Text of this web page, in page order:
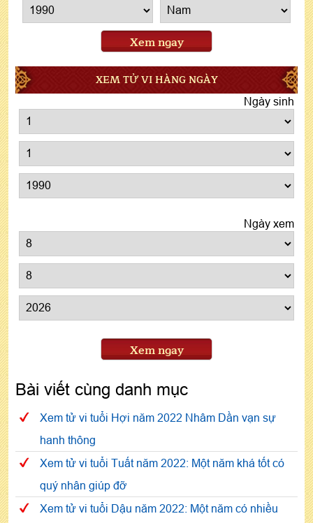
Xem ngay
XEM TỬ VI HÀNG NGÀY
Ngày sinh
Ngày xem
Xem ngay
Bài viết cùng danh mục
Xem tử vi tuổi Hợi năm 2022 Nhâm Dần vạn sự
hanh thông
Xem tử vi tuổi Tuất năm 2022: Một năm khá tốt có
quý nhân giúp đỡ
Xem tử vi tuổi Dậu năm 2022: Một năm có nhiều